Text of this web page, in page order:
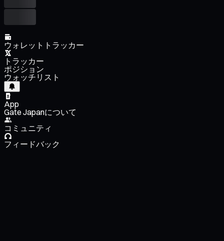
ウォレットトラッカー
トラッカー
ポジション
ウォッチリスト
App
Gate Japanについて
コミュニティ
フィードバック